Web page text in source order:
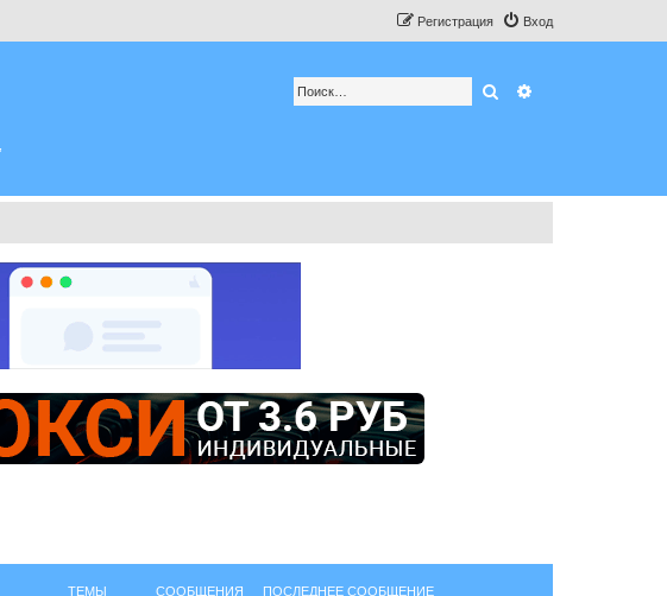
Вход
Регистрация
Поиск
ТЕМЫ СООБЩЕНИЯ ПОСЛЕДНЕЕ СООБЩЕНИЕ